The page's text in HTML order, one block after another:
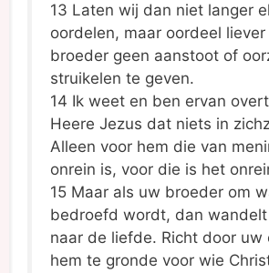
13 Laten wij dan niet langer
oordelen, maar oordeel
broeder geen aanstoot of
struikelen te geven.
14 Ik weet en ben ervan
Heere Jezus dat niets in
Alleen voor hem die van
onrein is, voor die is het
15 Maar als uw broeder om
bedroefd wordt, dan
naar de liefde. Richt door uw
hem te gronde voor wie